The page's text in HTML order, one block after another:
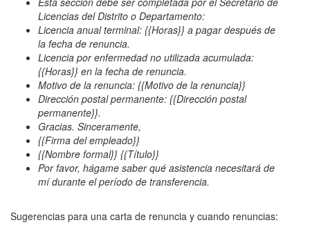
Licencias del Distrito o Departamento:
Licencia anual terminal: {{Horas}} a pagar después de
la fecha de renuncia.
Licencia por enfermedad no utilizada acumulada:
{{Horas}} en la fecha de renuncia.
Motivo de la renuncia: {{Motivo de la renuncia}}
Dirección postal permanente: {{Dirección postal
permanente}}.
Gracias. Sinceramente,
{{Firma del empleado}}
{{Nombre formal}} {{Título}}
Por favor, hágame saber qué asistencia necesitará de
mí durante el período de transferencia.
Sugerencias para una carta de renuncia y cuando renuncias: